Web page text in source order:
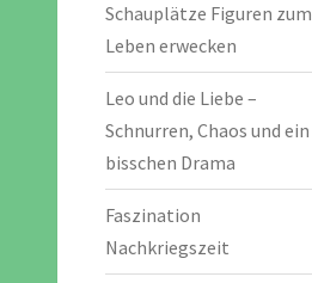
Schauplätze Figuren zum
Leben erwecken
Leo und die Liebe –
Schnurren, Chaos und ein
bisschen Drama
Faszination
Nachkriegszeit